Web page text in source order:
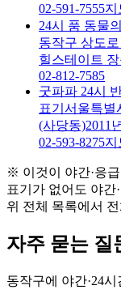
02-591-7555지
24시 품 동물
동작구 상도로
힐스테이트
02-812-7585
굿파파 24시
표기 서울특별
(사당동)2011
02-593-8275지
※ 이것이 야간·응
표기가 없어도 야간
위 전체 목록에서
자주 묻는 질
동작구에 야간·24